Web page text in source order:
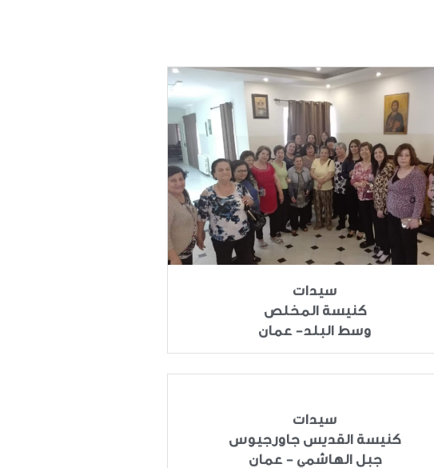
سيدات
كنيسة المخلص
وسط البلد- عمان
سيدات
كنيسة القديس جاورجيوس
جبل الهاشمي - عمان